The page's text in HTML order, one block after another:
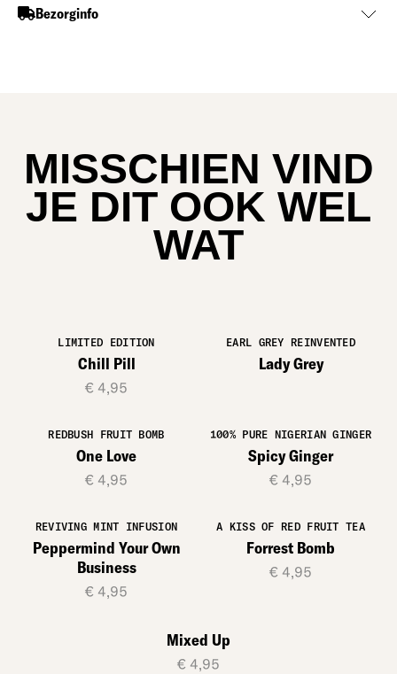
Bezorginfo
MISSCHIEN VIND
JE DIT OOK WEL
WAT
LIMITED EDITION
Chill Pill
€ 4,95
EARL GREY REINVENTED
Lady Grey
REDBUSH FRUIT BOMB
One Love
€ 4,95
100% PURE NIGERIAN GINGER
Spicy Ginger
€ 4,95
REVIVING MINT INFUSION
Peppermind Your Own
Business
€ 4,95
A KISS OF RED FRUIT TEA
Forrest Bomb
€ 4,95
Mixed Up
€ 4,95